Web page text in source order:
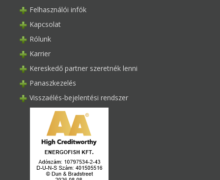
Felhasználói infók
Kapcsolat
Rólunk
Karrier
Kereskedő partner szeretnék lenni
Panaszkezelés
Visszaélés-bejelentési rendszer